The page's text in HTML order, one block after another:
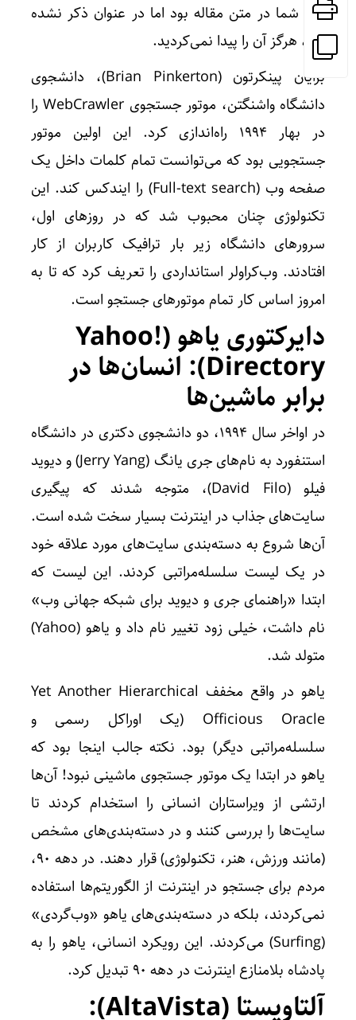
نظر شما در متن مقاله بود اما در عنوان ذکر نشده
بود، هرگز آن را پیدا نمی‌کردید.
برایان پینکرتون (Brian Pinkerton)، دانشجوی
دانشگاه واشنگتن، موتور جستجوی WebCrawler را
در بهار 1994 راه‌اندازی کرد. این اولین موتور
جستجویی بود که می‌توانست تمام کلمات داخل یک
صفحه وب (Full-text search) را ایندکس کند. این
تکنولوژی چنان محبوب شد که در روزهای اول،
سرورهای دانشگاه زیر بار ترافیک کاربران از کار
افتادند. وب‌کراولر استانداردی را تعریف کرد که تا به
امروز اساس کار تمام موتورهای جستجو است.
دایرکتوری یاهو (Yahoo!
Directory): انسان‌ها در
برابر ماشین‌ها
در اواخر سال 1994، دو دانشجوی دکتری در دانشگاه
استنفورد به نام‌های جری یانگ (Jerry Yang) و دیوید
فیلو (David Filo)، متوجه شدند که پیگیری
سایت‌های جذاب در اینترنت بسیار سخت شده است.
آن‌ها شروع به دسته‌بندی سایت‌های مورد علاقه خود
در یک لیست سلسله‌مراتبی کردند. این لیست که
ابتدا «راهنمای جری و دیوید برای شبکه جهانی وب»
نام داشت، خیلی زود تغییر نام داد و یاهو (Yahoo)
متولد شد.
یاهو در واقع مخفف Yet Another Hierarchical
Officious Oracle (یک اوراکل رسمی و
سلسله‌مراتبی دیگر) بود. نکته جالب اینجا بود که
یاهو در ابتدا یک موتور جستجوی ماشینی نبود! آن‌ها
ارتشی از ویراستاران انسانی را استخدام کردند تا
سایت‌ها را بررسی کنند و در دسته‌بندی‌های مشخص
(مانند ورزش، هنر، تکنولوژی) قرار دهند. در دهه 90،
مردم برای جستجو در اینترنت از الگوریتم‌ها استفاده
نمی‌کردند، بلکه در دسته‌بندی‌های یاهو «وب‌گردی»
(Surfing) می‌کردند. این رویکرد انسانی، یاهو را به
پادشاه بلامنازع اینترنت در دهه 90 تبدیل کرد.
آلتاویستا (AltaVista):